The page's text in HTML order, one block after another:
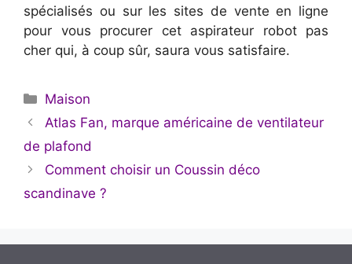
spécialisés ou sur les sites de vente en ligne
pour vous procurer cet aspirateur robot pas
cher qui, à coup sûr, saura vous satisfaire.
Catégories
Maison
Atlas Fan, marque américaine de ventilateur
de plafond
Comment choisir un Coussin déco
scandinave ?